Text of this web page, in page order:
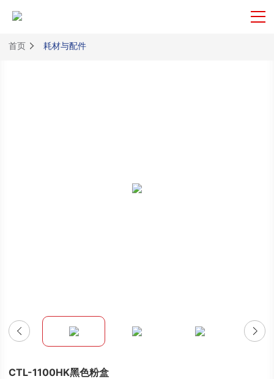
首页 耗材与配件
CTL-1100HK黑色粉盒